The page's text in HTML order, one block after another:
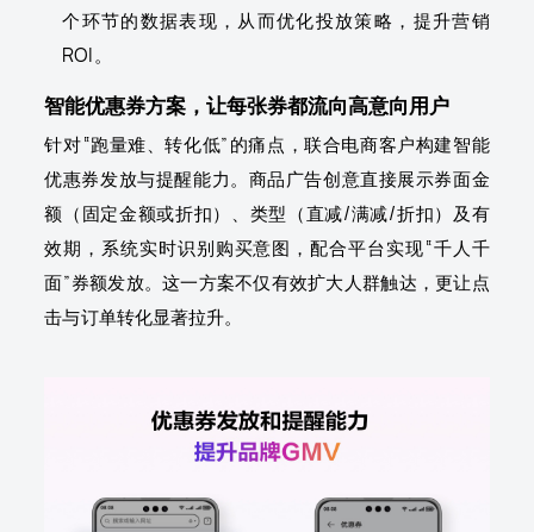
个环节的数据表现，从而优化投放策略，提升营销
ROI。
智能优惠券方案，让每张券都流向高意向用户
针对“跑量难、转化低”的痛点，联合电商客户构建智能
优惠券发放与提醒能力。商品广告创意直接展示券面金
额（固定金额或折扣）、类型（直减/满减/折扣）及有
效期，系统实时识别购买意图，配合平台实现“千人千
面”券额发放。这一方案不仅有效扩大人群触达，更让点
击与订单转化显著拉升。